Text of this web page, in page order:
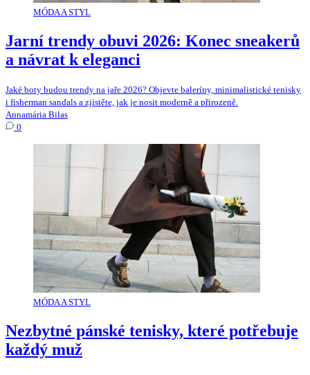
MÓDA A STYL
Jarní trendy obuvi 2026: Konec sneakerů
a návrat k eleganci
Jaké boty budou trendy na jaře 2026? Objevte baleríny, minimalistické tenisky
i fisherman sandals a zjistěte, jak je nosit moderně a přirozeně.
Annamária Bilas
0
MÓDA A STYL
Nezbytné pánské tenisky, které potřebuje
každý muž